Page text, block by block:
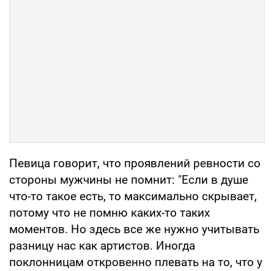
Певица говорит, что проявлений ревности со
стороны мужчины не помнит: "Если в душе
что-то такое есть, то максимально скрывает,
потому что не помню каких-то таких
моментов. Но здесь все же нужно учитывать
разницу нас как артистов. Иногда
поклонницам откровенно плевать на то, что у